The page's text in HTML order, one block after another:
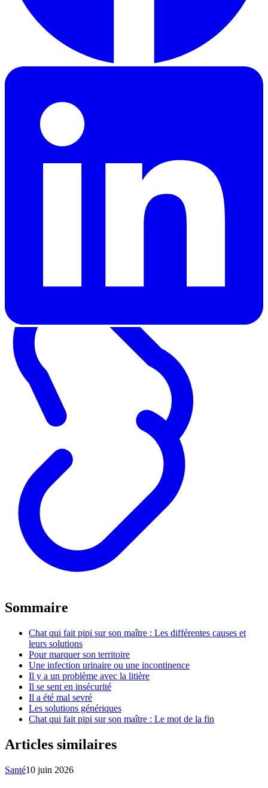
Sommaire
Chat qui fait pipi sur son maître : Les différentes causes et
leurs solutions
Pour marquer son territoire
Une infection urinaire ou une incontinence
Il y a un problème avec la litière
Il se sent en insécurité
Il a été mal sevré
Les solutions génériques
Chat qui fait pipi sur son maître : Le mot de la fin
Articles similaires
Santé10 juin 2026